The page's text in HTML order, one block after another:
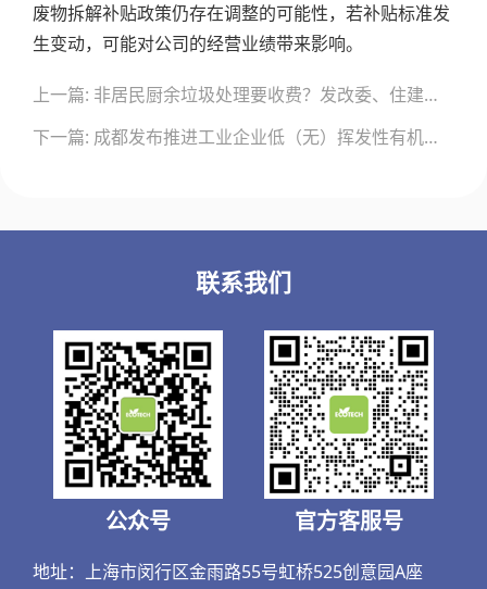
废物拆解补贴政策仍存在调整的可能性，若补贴标准发
生变动，可能对公司的经营业绩带来影响。
章
航
上一篇: 非居民厨余垃圾处理要收费？发改委、住建部指导意见来啦！
下一篇: 成都发布推进工业企业低（无）挥发性有机物原辅材料替代工作方案
联系我们
公众号 官方客服号
地址：上海市闵行区金雨路55号虹桥525创意园A座